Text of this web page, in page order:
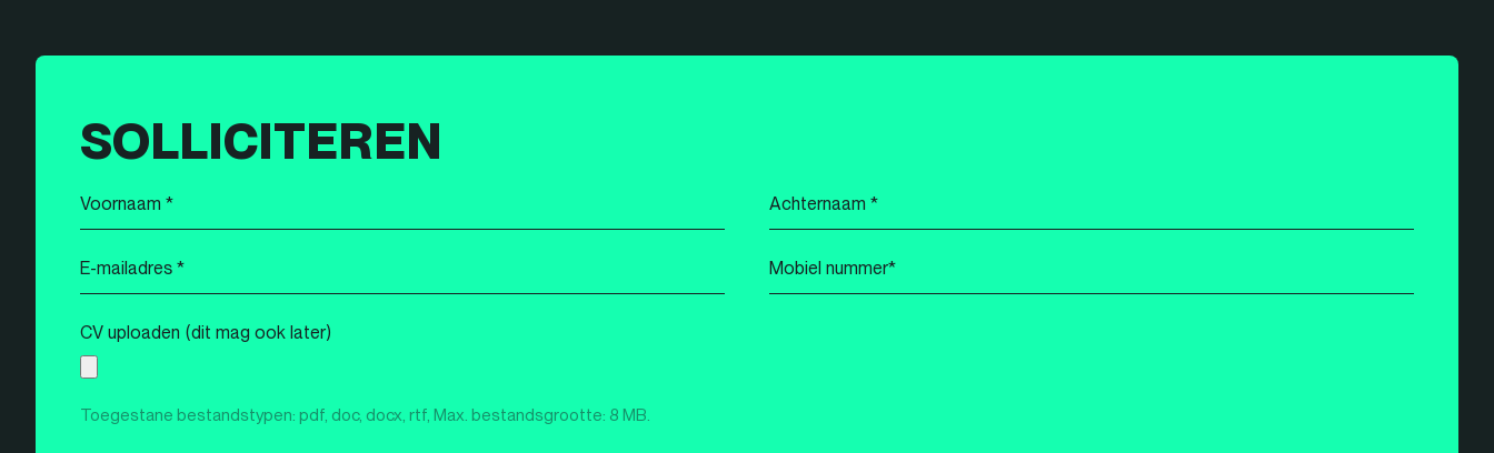
SOLLICITEREN
Voornaam
*
Achternaam
*
E-
mailadres
*
Mobiel
nummer
CV uploaden (dit mag ook later)
Toegestane bestandstypen: pdf, doc, docx, rtf, Max. bestandsgrootte: 8 MB.